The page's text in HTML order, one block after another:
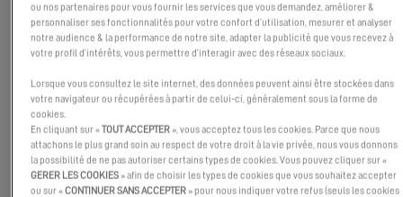
ou nos partenaires pour vous fournir les services que vous demandez, améliorer &
personnaliser ses fonctionnalités pour votre confort d’utilisation, mesurer et analyser
notre audience & la performance de notre site, adapter la publicité que vous recevez à
votre profil d’intérêts, vous permettre d’interagir avec des réseaux sociaux.
Lorsque vous consultez le site internet, des données peuvent ainsi être stockées dans
votre navigateur ou récupérées à partir de celui-ci, généralement sous la forme de
cookies.
En cliquant sur «TOUT ACCEPTER », vous acceptez tous les cookies. Parce que nous
attachons le plus grand soin au respect de votre droit à la vie privée, nous vous donnons
la possibilité de ne pas autoriser certains types de cookies. Vous pouvez cliquer sur «
GERER LES COOKIES » afin de choisir les types de cookies que vous souhaitez accepter
ou sur «CONTINUER SANS ACCEPTER » pour nous indiquer votre refus (seuls les cookies